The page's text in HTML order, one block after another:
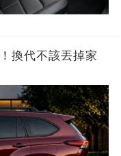
換代不該丟掉家